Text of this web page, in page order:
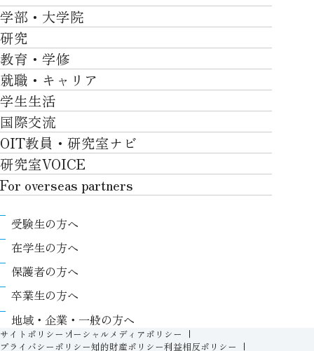
大学紹介TOP
OVER THE LIMIT
大学について
施設一覧
社会・地域・高大連携
川上村での取り組み
アクセス
ポリシー/コンプライアンス
卒業生VOICE
学部・大学院
学部・大学院TOP
工学部
ロボティクス＆デザイン工学部
情報科学部
知的財産学部
工学研究科
ロボティクス＆デザイン工学研究科
知的財産専門職大学院
研究
研究TOP
研究について
産官学連携
教育・学修
教育・学修TOP
卒業時質保証を担う独自の教育システム
自律学修
学習支援
リカレント教育プログラム
高大接続
教職課程
教育センター
履修、授業、試験について
シラバス
FD活動
教務事項に関するQ&A
就職・キャリア
就職・キャリアTOP
就職サポート
キャリア形成
インターンシップ
学生生活
学生生活TOP
キャンパスライフ
課外活動
学費
奨学金
生活支援
情報センター
証明書発行について（在学生向け）
保健室
学生生活に関する相談窓口
国際交流
国際交流TOP
グローバルな人材育成
国際交流プログラムについて
国際交流プログラムのサポート体制等
キャンパス内での国際交流
国際交流センター
協定校
For foreigners
OIT教員・研究室ナビ
研究室VOICE
For overseas partners
About
Research
International (Exchange students / Overseas
partners)
Contact
受験生の方へ
在学生の方へ
保護者の方へ
卒業生の方へ
地域・企業・一般の方へ
サイトポリシー ソーシャルメディアポリシー
プライバシーポリシー知的財産ポリシー利益相反ポリシー